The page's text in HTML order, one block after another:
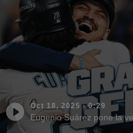
Oct 18, 2025 ·0:29
Eugenio Suárez pone la